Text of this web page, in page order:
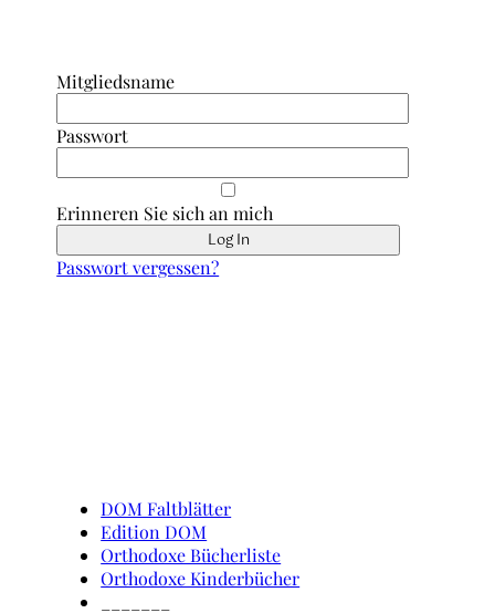
Mitgliedsname
Passwort
Erinneren Sie sich an mich
Passwort vergessen?
DOM Faltblätter
Edition DOM
Orthodoxe Bücherliste
Orthodoxe Kinderbücher